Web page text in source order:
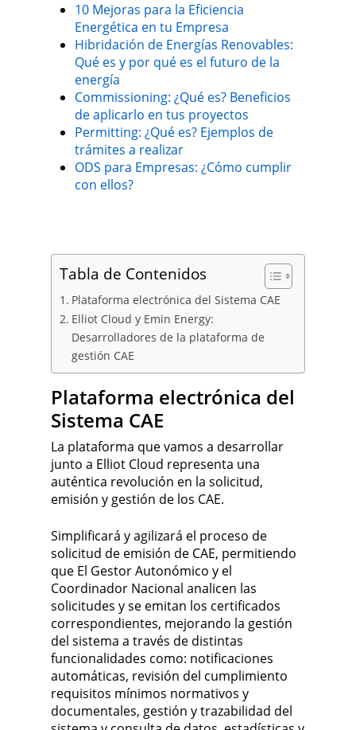
10 Mejoras para la Eficiencia
Energética en tu Empresa
Hibridación de Energías Renovables:
Qué es y por qué es el futuro de la
energía
Commissioning: ¿Qué es? Beneficios
de aplicarlo en tus proyectos
Permitting: ¿Qué es? Ejemplos de
trámites a realizar
ODS para Empresas: ¿Cómo cumplir
con ellos?
Tabla de Contenidos
Plataforma electrónica del Sistema CAE
Elliot Cloud y Emin Energy:
Desarrolladores de la plataforma de
gestión CAE
Plataforma electrónica del
Sistema CAE
La plataforma que vamos a desarrollar
junto a Elliot Cloud representa una
auténtica revolución en la solicitud,
emisión y gestión de los CAE.
Simplificará y agilizará el proceso de
solicitud de emisión de CAE, permitiendo
que El Gestor Autonómico y el
Coordinador Nacional analicen las
solicitudes y se emitan los certificados
correspondientes, mejorando la gestión
del sistema a través de distintas
funcionalidades como: notificaciones
automáticas, revisión del cumplimiento
requisitos mínimos normativos y
documentales, gestión y trazabilidad del